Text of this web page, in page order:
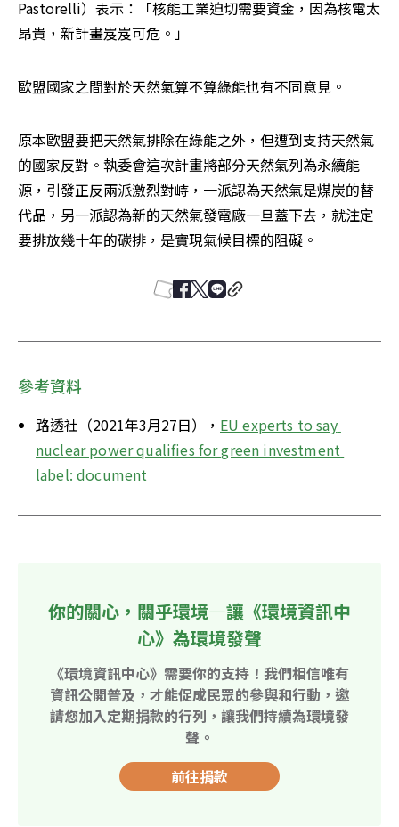
Pastorelli）表示：「核能工業迫切需要資金，因為核電太
昂貴，新計畫岌岌可危。」
歐盟國家之間對於天然氣算不算綠能也有不同意見。
原本歐盟要把天然氣排除在綠能之外，但遭到支持天然氣
的國家反對。執委會這次計畫將部分天然氣列為永續能
源，引發正反兩派激烈對峙，一派認為天然氣是煤炭的替
代品，另一派認為新的天然氣發電廠一旦蓋下去，就注定
要排放幾十年的碳排，是實現氣候目標的阻礙。
參考資料
路透社（2021年3月27日）， EU experts to say
nuclear power qualifies for green investment
label: document
你的關心，關乎環境—讓《環境資訊中
心》為環境發聲
《環境資訊中心》需要你的支持！我們相信唯有
資訊公開普及，才能促成民眾的參與和行動，邀
請您加入定期捐款的行列，讓我們持續為環境發
聲。
前往捐款